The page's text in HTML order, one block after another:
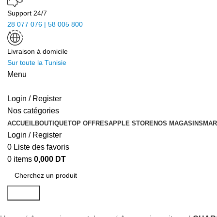
Support 24/7
28 077 076 | 58 005 800
Livraison à domicile
Sur toute la Tunisie
Menu
Login / Register
Nos catégories
ACCUEILBOUTIQUETOP OFFRESAPPLE STORENOS MAGASINS
Login / Register
0 Liste des favoris
0 items 0,000 DT